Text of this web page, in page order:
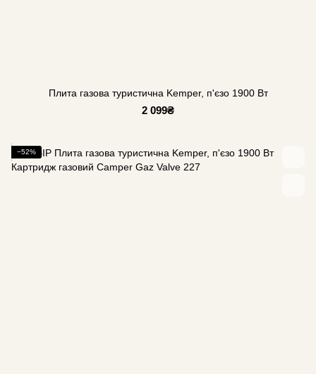
Плита газова туристична Kemper, п'єзо 1900 Вт
2 099₴
−52%